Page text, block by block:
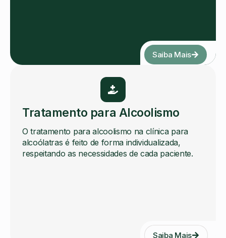
Saiba Mais
Tratamento para Alcoolismo
O tratamento para alcoolismo na clínica para
alcoólatras é feito de forma individualizada,
respeitando as necessidades de cada paciente.
Saiba Mais